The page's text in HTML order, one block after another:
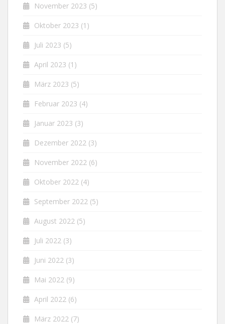
November 2023 (5)
Oktober 2023 (1)
Juli 2023 (5)
April 2023 (1)
März 2023 (5)
Februar 2023 (4)
Januar 2023 (3)
Dezember 2022 (3)
November 2022 (6)
Oktober 2022 (4)
September 2022 (5)
August 2022 (5)
Juli 2022 (3)
Juni 2022 (3)
Mai 2022 (9)
April 2022 (6)
März 2022 (7)